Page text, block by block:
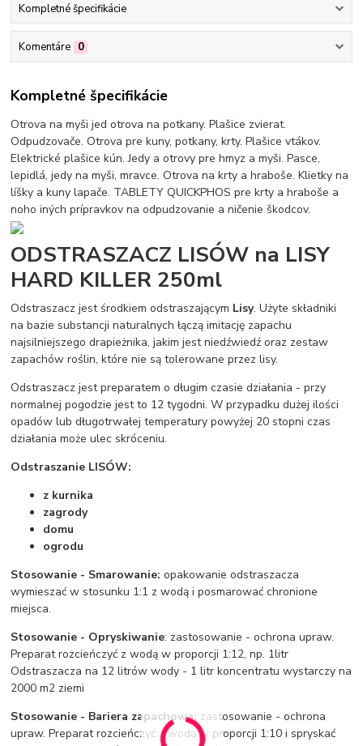
Kompletné špecifikácie
Komentáre 0
Kompletné špecifikácie
Otrova na myši jed otrova na potkany. Plašice zvierat.
Odpudzovače. Otrova pre kuny, potkany, krty. Plašice vtákov.
Elektrické plašice kún. Jedy a otrovy pre hmyz a myši. Pasce,
lepidlá, jedy na myši, mravce. Otrova na krty a hraboše. Klietky na
líšky a kuny lapače. TABLETY QUICKPHOS pre krty a hraboše a
noho iných prípravkov na odpudzovanie a ničenie škodcov.
ODSTRASZACZ LISÓW na LISY
HARD KILLER 250ml
Odstraszacz jest środkiem odstraszającym Lisy. Użyte składniki
na bazie substancji naturalnych łączą imitację zapachu
najsilniejszego drapieżnika, jakim jest niedźwiedź oraz zestaw
zapachów roślin, które nie są tolerowane przez lisy.
Odstraszacz jest preparatem o długim czasie działania - przy
normalnej pogodzie jest to 12 tygodni. W przypadku dużej ilości
opadów lub długotrwałej temperatury powyżej 20 stopni czas
działania może ulec skróceniu.
Odstraszanie LISÓW:
z kurnika
zagrody
domu
ogrodu
Stosowanie - Smarowanie: opakowanie odstraszacza
wymieszać w stosunku 1:1 z wodą i posmarować chronione
miejsca.
Stosowanie - Opryskiwanie: zastosowanie - ochrona upraw.
Preparat rozcieńczyć z wodą w proporcji 1:12, np. 1litr
Odstraszacza na 12 litrów wody - 1 litr koncentratu wystarczy na
2000 m2 ziemi
Stosowanie - Bariera zapachowa: zastosowanie - ochrona
upraw. Preparat rozcieńczyć z wodą w proporcji 1:10 i spryskać